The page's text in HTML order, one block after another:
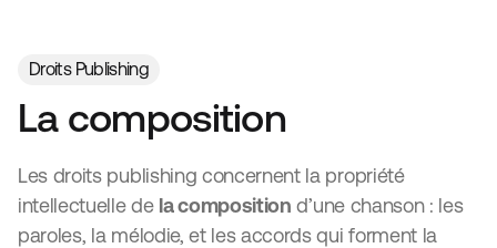
Droits Publishing
La composition
Les droits publishing concernent la propriété
intellectuelle de la composition d’une chanson : les
paroles, la mélodie, et les accords qui forment la